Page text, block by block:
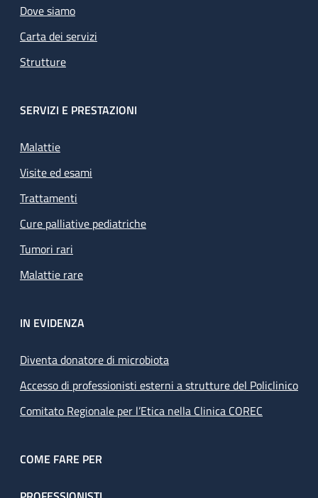
Dove siamo
Carta dei servizi
Strutture
SERVIZI E PRESTAZIONI
Malattie
Visite ed esami
Trattamenti
Cure palliative pediatriche
Tumori rari
Malattie rare
IN EVIDENZA
Diventa donatore di microbiota
Accesso di professionisti esterni a strutture del Policlinico
Comitato Regionale per l’Etica nella Clinica COREC
COME FARE PER